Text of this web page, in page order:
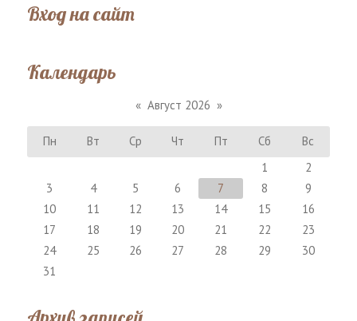
Вход на сайт
Календарь
« Август 2026 »
Пн Вт Ср Чт Пт Сб
Вс
1
2
3
4 5 6 7 8
9
10
11 12 13 14 15
16
17
18 19 20 21 22
23
24
25 26 27 28 29
30
31